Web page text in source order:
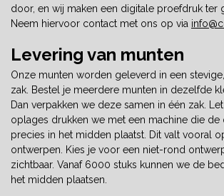
door, en wij maken een digitale proefdruk ter
Neem hiervoor contact met ons op via
Levering van munten
Onze munten worden geleverd in een
zak. Bestel je meerdere munten in dezelfde
Dan verpakken we deze samen in één zak.
oplages drukken we met een machine die de
precies in het midden plaatst. Dit valt vooral
ontwerpen. Kies je voor een niet-rond
zichtbaar. Vanaf 6000 stuks kunnen we de
het midden plaatsen.